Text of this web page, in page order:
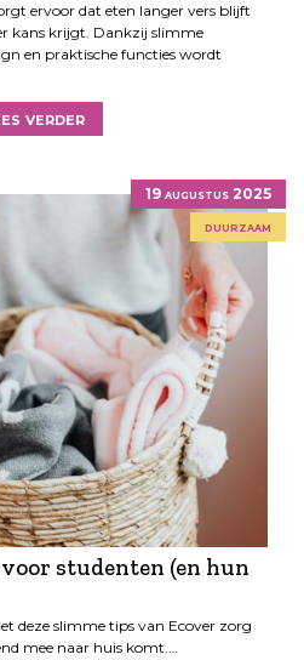
ervoor dat eten langer vers blijft
kans krijgt. Dankzij slimme
en praktische functies wordt
verder
19 augustus 2025
duurzaam
studenten (en hun
deze slimme tips van Ecover zorg
mee naar huis komt.…